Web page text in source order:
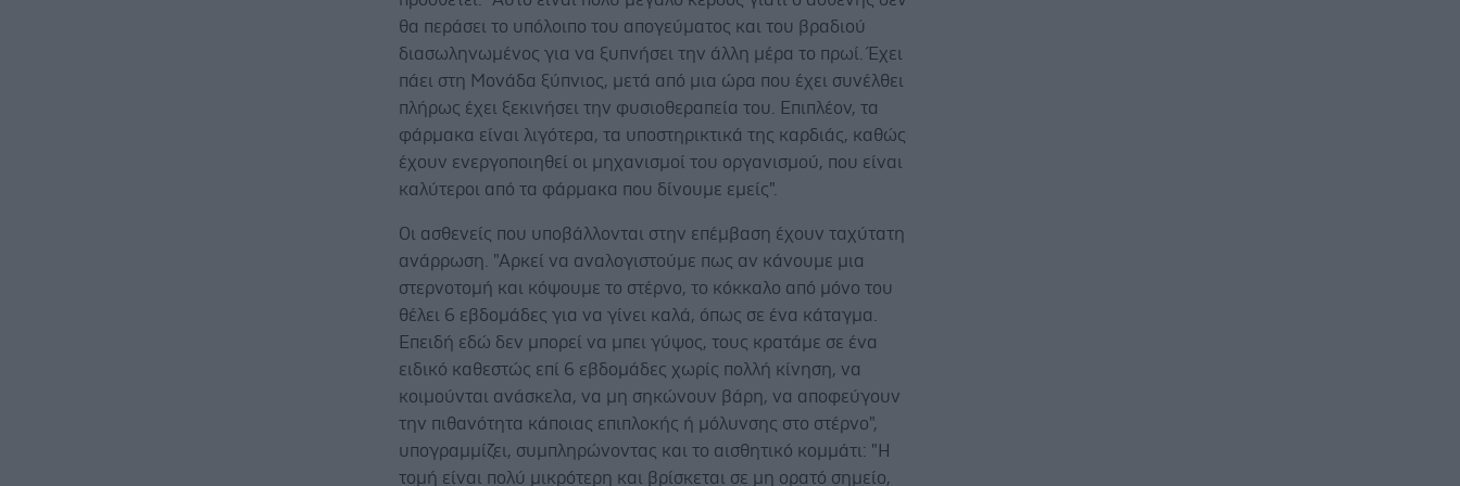
θα περάσει το υπόλοιπο του απογεύματος και του βραδιού
διασωληνωμένος για να ξυπνήσει την άλλη μέρα το πρωί. Έχει
πάει στη Μονάδα ξύπνιος, μετά από μια ώρα που έχει συνέλθει
πλήρως έχει ξεκινήσει την φυσιοθεραπεία του. Επιπλέον, τα
φάρμακα είναι λιγότερα, τα υποστηρικτικά της καρδιάς, καθώς
έχουν ενεργοποιηθεί οι μηχανισμοί του οργανισμού, που είναι
καλύτεροι από τα φάρμακα που δίνουμε εμείς".
Οι ασθενείς που υποβάλλονται στην επέμβαση έχουν ταχύτατη
ανάρρωση. "Αρκεί να αναλογιστούμε πως αν κάνουμε μια
στερνοτομή και κόψουμε το στέρνο, το κόκκαλο από μόνο του
θέλει 6 εβδομάδες για να γίνει καλά, όπως σε ένα κάταγμα.
Επειδή εδώ δεν μπορεί να μπει γύψος, τους κρατάμε σε ένα
ειδικό καθεστώς επί 6 εβδομάδες χωρίς πολλή κίνηση, να
κοιμούνται ανάσκελα, να μη σηκώνουν βάρη, να αποφεύγουν
την πιθανότητα κάποιας επιπλοκής ή μόλυνσης στο στέρνο",
υπογραμμίζει, συμπληρώνοντας και το αισθητικό κομμάτι: "Η
τομή είναι πολύ μικρότερη και βρίσκεται σε μη ορατό σημείο,